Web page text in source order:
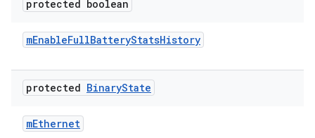
protected boolean
mEnableFullBatteryStatsHistory
protected BinaryState
mEthernet